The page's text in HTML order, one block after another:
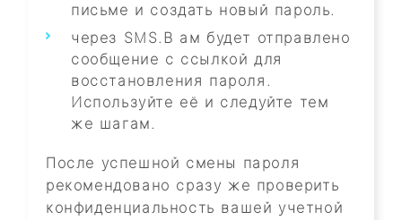
письме и создать новый пароль.
через SMS.В ам будет отправлено
сообщение с ссылкой для
восстановления пароля.
Используйте её и следуйте тем
же шагам.
После успешной смены пароля
рекомендовано сразу же проверить
конфиденциальность вашей учетной